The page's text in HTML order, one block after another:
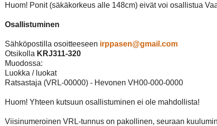
Huom! Ponit (säkäkorkeus alle 148cm) eivät voi osallistua
Osallistuminen
Sähköpostilla osoitteeseen irppasen@gmail.com
Otsikolla KRJ311-320
Muodossa:
Luokka / luokat
Ratsastaja (VRL-00000) - Hevonen VH00-000-0000
Huom! Yhteen kutsuun osallistuminen ei ole mahdollista!
Viisinumeroinen VRL-tunnus on pakollinen, seuraan